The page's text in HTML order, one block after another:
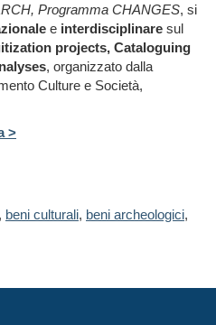
Programma CHANGES, si
e interdisciplinare sul
projects, Cataloguing
, organizzato dalla
Culture e Società,
>
beni culturali, beni archeologici,